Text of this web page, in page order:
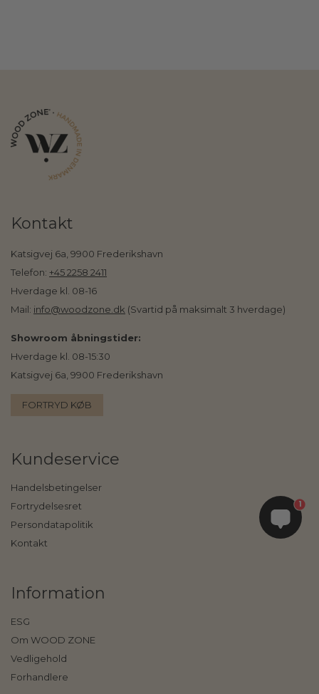
Kontakt
Katsigvej 6a, 9900 Frederikshavn
Telefon: +45 2258 2411
Hverdage kl. 08-16
Mail: info@woodzone.dk (Svartid på maksimalt 3 hverdage)
Showroom åbningstider:
Hverdage kl. 08-15:30
Katsigvej 6a, 9900 Frederikshavn
FORTRYD KØB
Kundeservice
Handelsbetingelser
Fortrydelsesret
Persondatapolitik
Kontakt
Information
ESG
Om WOOD ZONE
Vedligehold
Forhandlere
1